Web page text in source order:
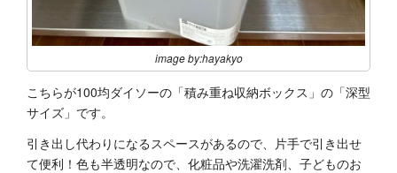
image by:hayakyo
こちらが100均ダイソーの「積み重ね収納ボックス」の「深型
サイズ」です。
引き出し代わりになるスペースがあるので、片手で引き出せ
て便利！色も半透明なので、化粧品や洗濯洗剤、子どものお